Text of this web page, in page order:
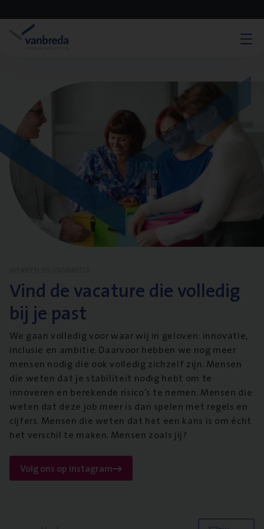
Vind de vacature die volledig
bij je past
We gaan volledig voor waar wij in geloven: innovatie,
inclusie en ambitie. Daarvoor hebben we nog meer
mensen nodig die ook volledig zichzelf zijn. Mensen
die weten dat je stabiliteit nodig hebt om te
innoveren en berekende risico’s te nemen. Mensen die
weten dat deze job meer is dan spelen met regels en
cijfers. Mensen die weten dat het een kans is om écht
het verschil te maken. Mensen zoals jij?
Volg ons op instagram